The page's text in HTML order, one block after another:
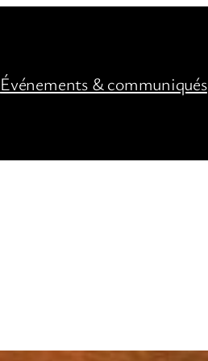
Événements & communiqués